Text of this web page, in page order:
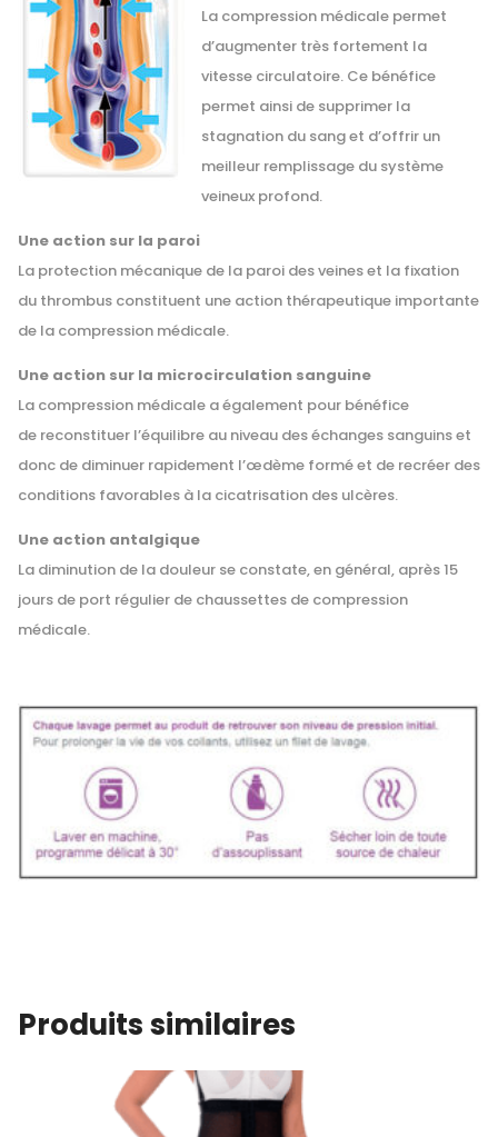
La compression médicale permet
d’augmenter très fortement la
vitesse circulatoire. Ce bénéfice
permet ainsi de supprimer la
stagnation du sang et d’offrir un
meilleur remplissage du système
veineux profond.
Une action sur la paroi
La protection mécanique de la paroi des veines et la fixation
du thrombus constituent une action thérapeutique importante
de la compression médicale.
Une action sur la microcirculation sanguine
La compression médicale a également pour bénéfice
de reconstituer l’équilibre au niveau des échanges sanguins et
donc de diminuer rapidement l’œdème formé et de recréer des
conditions favorables à la cicatrisation des ulcères.
Une action antalgique
La diminution de la douleur se constate, en général, après 15
jours de port régulier de chaussettes de compression
médicale.
Produits similaires